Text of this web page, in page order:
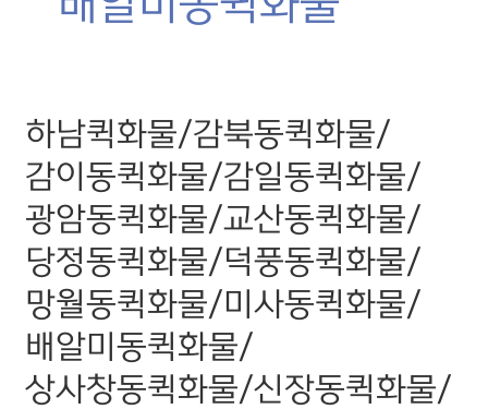
하남퀵화물/감북동퀵화물/
감이동퀵화물/감일동퀵화물/
광암동퀵화물/교산동퀵화물/
당정동퀵화물/덕풍동퀵화물/
망월동퀵화물/미사동퀵화물/
배알미동퀵화물/
상사창동퀵화물/신장동퀵화물/
하남퀵화물/
감북동퀵화물/
감이동퀵화물/
감일동퀵화물/
광암동퀵화물/
교산동퀵화물/
당정동퀵화물/
덕풍동퀵화물/
망월동퀵화물/
미사동퀵화물/
배알미동퀵화물/
상사창동퀵화물/
신장동퀵화물/
기사님모집